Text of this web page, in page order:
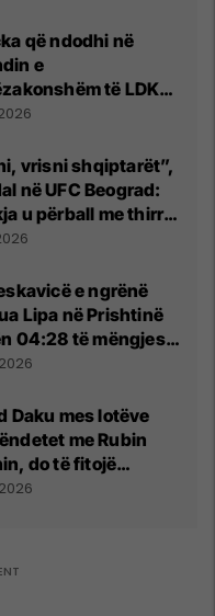
që ndodhi në
e
të LDK-
vrisni shqiptarët”,
në UFC Beograd:
u përball me thirrje
nga
e ngrënë
Lipa në Prishtinë
04:28 të mëngjesit
digjitale serbe
Daku mes lotëve
me Rubin
do të fitojë
te Spartak Moska